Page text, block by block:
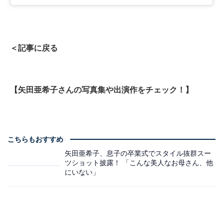
＜記事に戻る
【矢田亜希子さんの写真集や出演作をチェック！】
こちらもおすすめ
矢田亜希子、息子の卒業式でスタイル抜群スー
ツショット披露！ 「こんな美人なお母さん、他
にいない」